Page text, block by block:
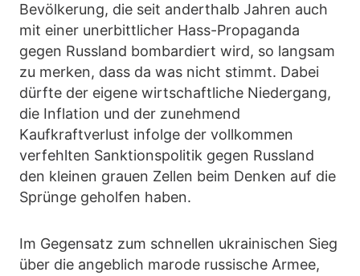
Bevölkerung, die seit anderthalb Jahren auch
mit einer unerbittlicher Hass-Propaganda
gegen Russland bombardiert wird, so langsam
zu merken, dass da was nicht stimmt. Dabei
dürfte der eigene wirtschaftliche Niedergang,
die Inflation und der zunehmend
Kaufkraftverlust infolge der vollkommen
verfehlten Sanktionspolitik gegen Russland
den kleinen grauen Zellen beim Denken auf die
Sprünge geholfen haben.
Im Gegensatz zum schnellen ukrainischen Sieg
über die angeblich marode russische Armee,